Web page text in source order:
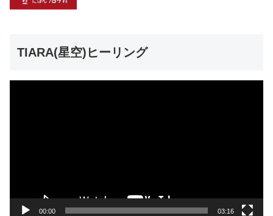
TIARA(星空)ヒーリング
00:00 03:16